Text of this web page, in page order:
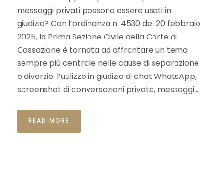
messaggi privati possono essere usati in
giudizio? Con l’ordinanza n. 4530 del 20 febbraio
2025, la Prima Sezione Civile della Corte di
Cassazione è tornata ad affrontare un tema
sempre più centrale nelle cause di separazione
e divorzio: l’utilizzo in giudizio di chat WhatsApp,
screenshot di conversazioni private, messaggi...
READ MORE